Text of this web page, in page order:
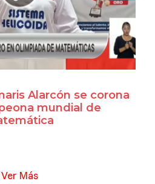
Alarcón se corona
mundial de
Ver Más